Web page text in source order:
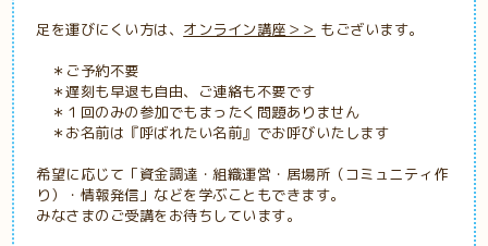
足を運びにくい方は、 オンライン講座＞＞ もございます。
＊ご予約不要
＊遅刻も早退も自由、ご連絡も不要です
＊１回のみの参加でもまったく問題ありません
＊お名前は『呼ばれたい名前』でお呼びいたします
希望に応じて「資金調達・組織運営・居場所（コミュニティ作
り）・情報発信」などを学ぶこともできます。
みなさまのご受講をお待ちしています。